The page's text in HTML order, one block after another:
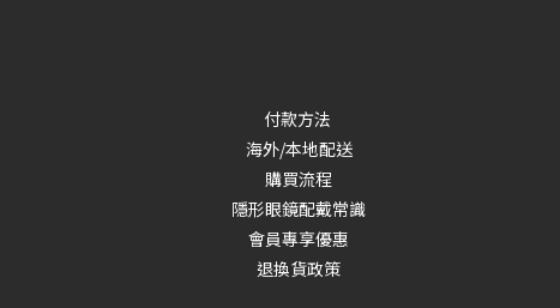
付款方法
海外/本地配送
購買流程
隱形眼鏡配戴常識
會員專享優惠
退換貨政策